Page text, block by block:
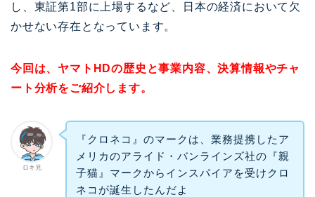
し、東証第1部に上場するなど、日本の経済において欠
かせない存在となっています。
今回は、ヤマトHDの歴史と事業内容、決算情報やチャ
ート分析をご紹介します。
ロキ兄
『クロネコ』のマークは、業務提携したア
メリカのアライド・バンラインズ社の『親
子猫』マークからインスパイアを受けクロ
ネコが誕生したんだよ